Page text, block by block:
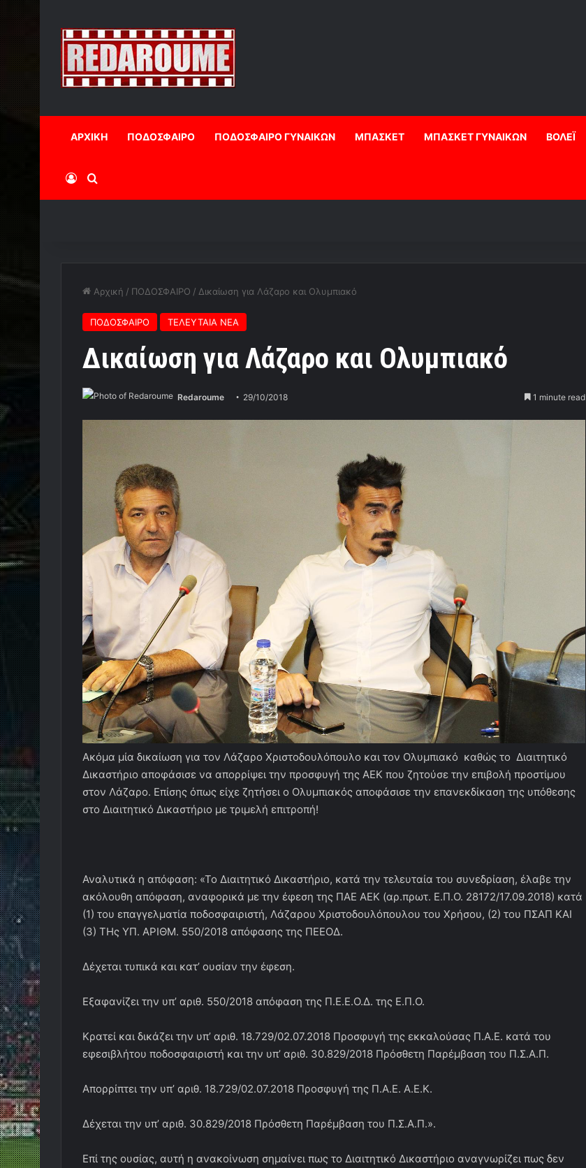
ΑΡΧΙΚΗ ΠΟΔΟΣΦΑΙΡΟ ΠΟΔΟΣΦΑΙΡΟ ΓΥΝΑΙΚΩΝ ΜΠΑΣΚΕΤ ΜΠΑΣΚΕΤ ΓΥΝΑΙΚΩΝ ΒΟΛΕΪ
Log InΑναζήτηση
Αρχική / ΠΟΔΟΣΦΑΙΡΟ / Δικαίωση για Λάζαρο και Ολυμπιακό
ΠΟΔΟΣΦΑΙΡΟ ΤΕΛΕΥΤΑΙΑ ΝΕΑ
Δικαίωση για Λάζαρο και Ολυμπιακό
Redaroume 29/10/2018 1 minute read
Ακόμα μία δικαίωση για τον Λάζαρο Χριστοδουλόπουλο και τον Ολυμπιακό καθώς το Διαιτητικό
Δικαστήριο αποφάσισε να απορρίψει την προσφυγή της ΑΕΚ που ζητούσε την επιβολή προστίμου
στον Λάζαρο. Επίσης όπως είχε ζητήσει ο Ολυμπιακός αποφάσισε την επανεκδίκαση της υπόθεσης
στο Διαιτητικό Δικαστήριο με τριμελή επιτροπή!
Αναλυτικά η απόφαση: «Το Διαιτητικό Δικαστήριο, κατά την τελευταία του συνεδρίαση, έλαβε την
ακόλουθη απόφαση, αναφορικά με την έφεση της ΠΑΕ ΑΕΚ (αρ.πρωτ. Ε.Π.Ο. 28172/17.09.2018) κατά
(1) του επαγγελματία ποδοσφαιριστή, Λάζαρου Χριστοδουλόπουλου του Χρήσου, (2) του ΠΣΑΠ ΚΑΙ
(3) ΤΗς ΥΠ. ΑΡΙΘΜ. 550/2018 απόφασης της ΠΕΕΟΔ.
Δέχεται τυπικά και κατ’ ουσίαν την έφεση.
Εξαφανίζει την υπ’ αριθ. 550/2018 απόφαση της Π.Ε.Ε.Ο.Δ. της Ε.Π.Ο.
Κρατεί και δικάζει την υπ’ αριθ. 18.729/02.07.2018 Προσφυγή της εκκαλούσας Π.Α.Ε. κατά του
εφεσιβλήτου ποδοσφαιριστή και την υπ’ αριθ. 30.829/2018 Πρόσθετη Παρέμβαση του Π.Σ.Α.Π.
Απορρίπτει την υπ’ αριθ. 18.729/02.07.2018 Προσφυγή της Π.Α.Ε. Α.Ε.Κ.
Δέχεται την υπ’ αριθ. 30.829/2018 Πρόσθετη Παρέμβαση του Π.Σ.Α.Π.».
Επί της ουσίας, αυτή η ανακοίνωση σημαίνει πως το Διαιτητικό Δικαστήριο αναγνωρίζει πως δεν